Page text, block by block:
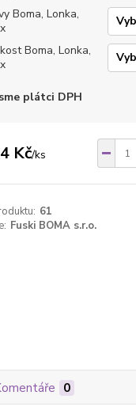
Boma, Lonka,
Boma, Lonka,
plátci DPH
Kč/ks
61
Fuski BOMA s.r.o.
0